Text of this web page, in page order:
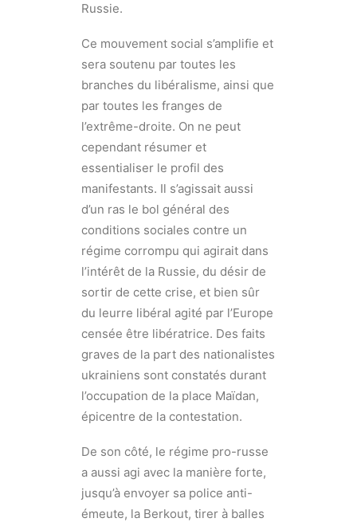
Russie.
Ce mouvement social s’amplifie et
sera soutenu par toutes les
branches du libéralisme, ainsi que
par toutes les franges de
l’extrême-droite. On ne peut
cependant résumer et
essentialiser le profil des
manifestants. Il s’agissait aussi
d’un ras le bol général des
conditions sociales contre un
régime corrompu qui agirait dans
l’intérêt de la Russie, du désir de
sortir de cette crise, et bien sûr
du leurre libéral agité par l’Europe
censée être libératrice. Des faits
graves de la part des nationalistes
ukrainiens sont constatés durant
l’occupation de la place Maïdan,
épicentre de la contestation.
De son côté, le régime pro-russe
a aussi agi avec la manière forte,
jusqu’à envoyer sa police anti-
émeute, la Berkout, tirer à balles